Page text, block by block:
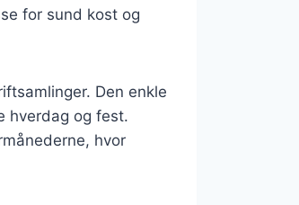
for sund kost og
Den enkle
hverdag og fest.
hvor